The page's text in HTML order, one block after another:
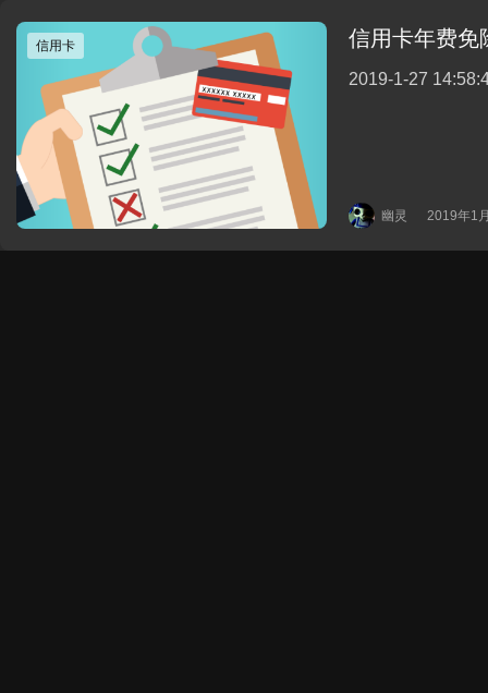
信用卡 信用卡年费免
2019-1-27
幽灵 2019年1